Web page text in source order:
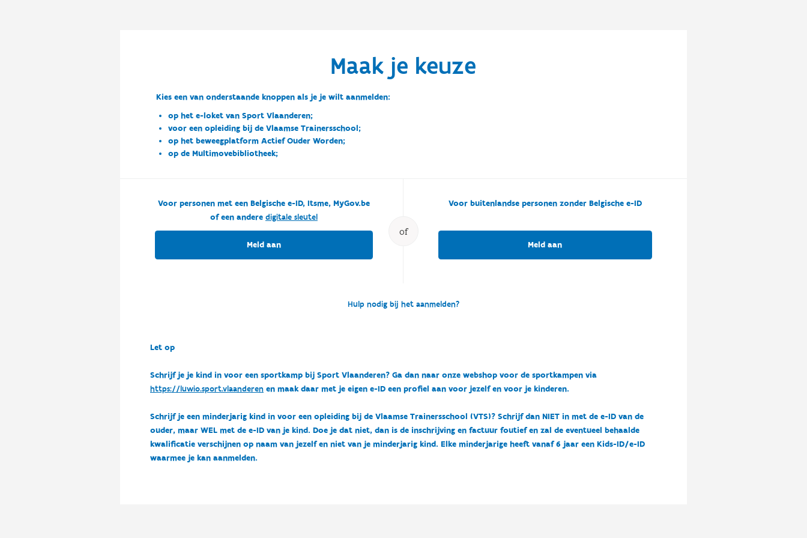
Maak je keuze
Kies een van onderstaande knoppen als je je wilt aanmelden:
op het e-loket van Sport Vlaanderen;
voor een opleiding bij de Vlaamse Trainersschool;
op het beweegplatform Actief Ouder Worden;
op de Multimovebibliotheek;
of
Voor personen met een Belgische e-ID, Itsme, MyGov.be
of een andere digitale sleutel
Meld aan
Voor buitenlandse personen zonder Belgische e-ID
Meld aan
Hulp nodig bij het aanmelden?
Let op
Schrijf je je kind in voor een sportkamp bij Sport Vlaanderen? Ga dan naar onze webshop voor de sportkampen via
https://luwio.sport.vlaanderenen maak daar met je eigen e-ID een profiel aan voor jezelf en voor je kinderen.
Schrijf je een minderjarig kind in voor een opleiding bij de Vlaamse Trainersschool (VTS)? Schrijf dan NIET in met de e-ID van de
ouder, maar WEL met de e-ID van je kind. Doe je dat niet, dan is de inschrijving en factuur foutief en zal de eventueel behaalde
kwalificatie verschijnen op naam van jezelf en niet van je minderjarig kind. Elke minderjarige heeft vanaf 6 jaar een Kids-ID/e-ID
waarmee je kan aanmelden.